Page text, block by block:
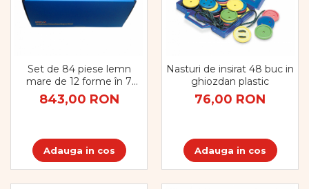
Set de 84 piese lemn
mare de 12 forme în 7
culori
843,00 RON
Adauga in cos
Nasturi de insirat 48 buc in
ghiozdan plastic
76,00 RON
Adauga in cos